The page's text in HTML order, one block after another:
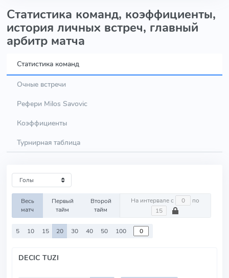
Статистика команд, коэффициенты,
история личных встреч, главный
арбитр матча
Статистика команд
Очные встречи
Рефери Milos Savovic
Коэффициенты
Турнирная таблица
Весь
матч
Первый
тайм
Второй
тайм
На интервале с по
5 10 15 20 30 40 50 100
DECIC TUZI